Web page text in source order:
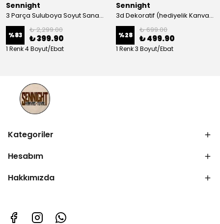
Sennight
3 Parça Suluboya Soyut Sanat Koleksiyonu Dekoratif Kanvas Tablo
%83
₺ 2,299.00
₺ 399.90
1 Renk 4 Boyut/Ebat
Sennight
3d Dekoratif (hediyelik Kanvas Tablo)
%28
₺ 699.00
₺ 499.90
1 Renk 3 Boyut/Ebat
Kategoriler
Hesabım
Hakkımızda